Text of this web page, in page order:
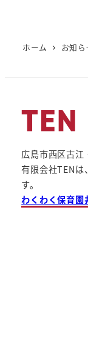
ホーム お知ら
広島市西区古江
有限会社TENは
す。
わくわく保育園